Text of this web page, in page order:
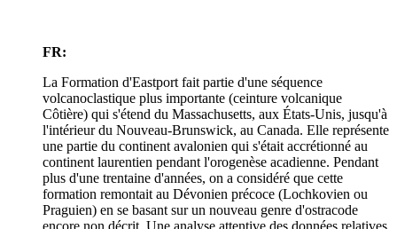
FR:
La Formation d'Eastport fait partie d'une séquence
volcanoclastique plus importante (ceinture volcanique
Côtière) qui s'étend du Massachusetts, aux États-Unis, jusqu'à
l'intérieur du Nouveau-Brunswick, au Canada. Elle représente
une partie du continent avalonien qui s'était accrétionné au
continent laurentien pendant l'orogenèse acadienne. Pendant
plus d'une trentaine d'années, on a considéré que cette
formation remontait au Dévonien précoce (Lochkovien ou
Praguien) en se basant sur un nouveau genre d'ostracode
encore non décrit. Une analyse attentive des données relatives